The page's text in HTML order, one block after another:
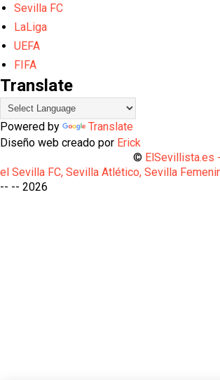
Sevilla FC
LaLiga
UEFA
FIFA
Translate
Powered by
Translate
Diseño web creado por Erick
© ElSevillista.es
el Sevilla FC, Sevilla Atlético, Sevilla
-- -- 2026